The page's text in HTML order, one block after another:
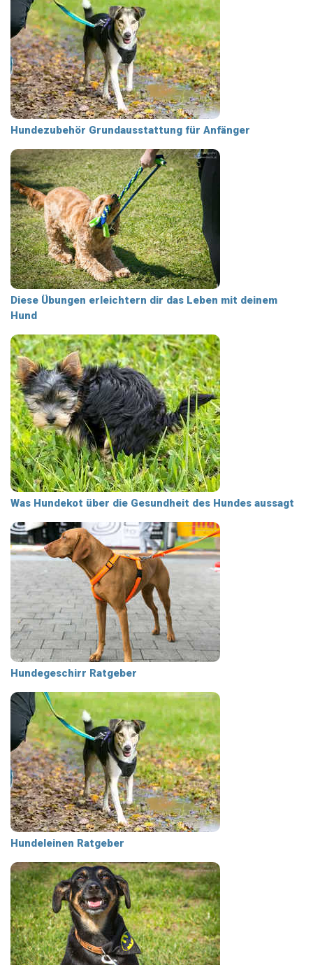
Hundezubehör Grundausstattung für Anfänger
Diese Übungen erleichtern dir das Leben mit deinem
Hund
Was Hundekot über die Gesundheit des Hundes aussagt
Hundegeschirr Ratgeber
Hundeleinen Ratgeber